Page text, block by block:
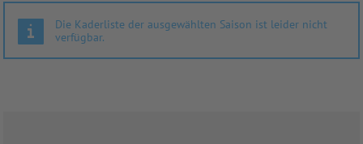
Die Kaderliste der ausgewählten Saison ist leider nicht
verfügbar.